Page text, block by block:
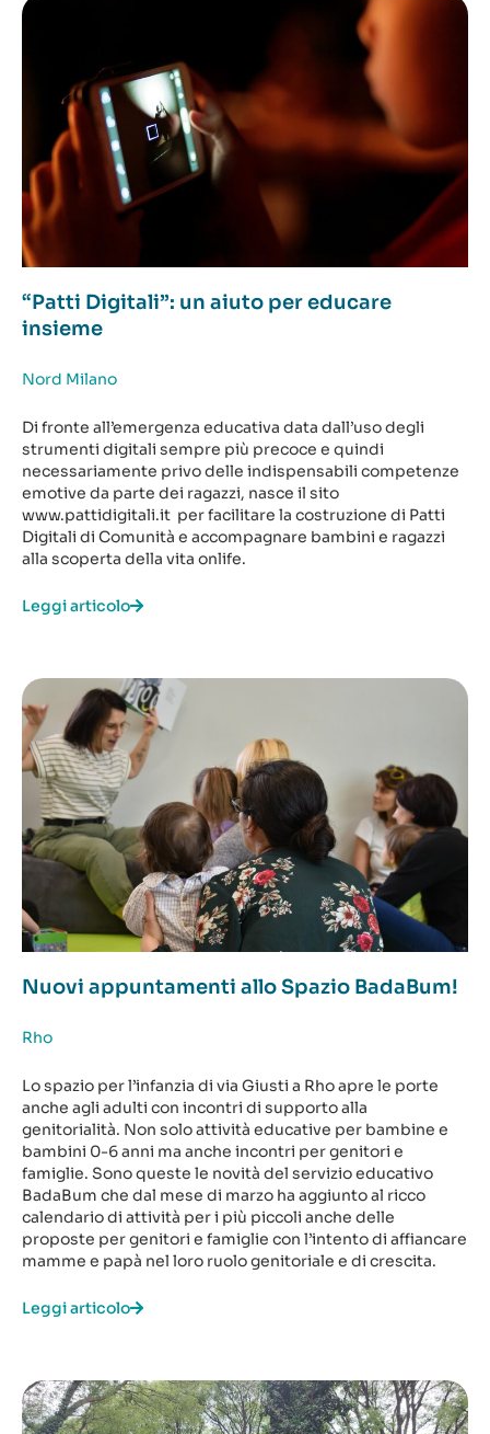
“Patti Digitali”: un aiuto per educare
insieme
Nord Milano
Di fronte all’emergenza educativa data dall’uso degli
strumenti digitali sempre più precoce e quindi
necessariamente privo delle indispensabili competenze
emotive da parte dei ragazzi, nasce il sito
www.pattidigitali.it per facilitare la costruzione di Patti
Digitali di Comunità e accompagnare bambini e ragazzi
alla scoperta della vita onlife.
Leggi articolo
Nuovi appuntamenti allo Spazio BadaBum!
Rho
Lo spazio per l’infanzia di via Giusti a Rho apre le porte
anche agli adulti con incontri di supporto alla
genitorialità. Non solo attività educative per bambine e
bambini 0-6 anni ma anche incontri per genitori e
famiglie. Sono queste le novità del servizio educativo
BadaBum che dal mese di marzo ha aggiunto al ricco
calendario di attività per i più piccoli anche delle
proposte per genitori e famiglie con l’intento di affiancare
mamme e papà nel loro ruolo genitoriale e di crescita.
Leggi articolo